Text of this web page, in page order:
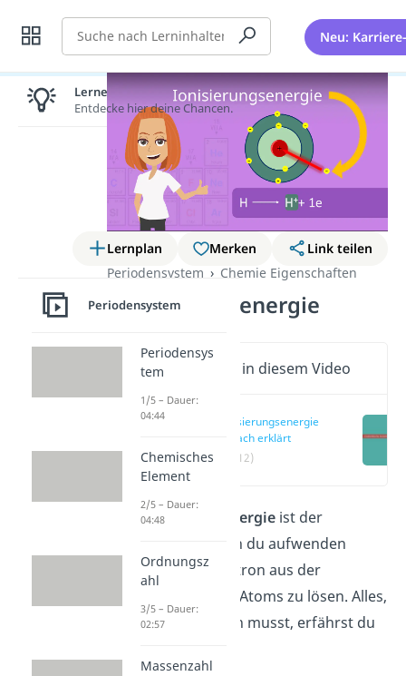
Suche Neu:
Lernplan Merken
Link teilen
Periodensystem
Chemie Eigenschaften
Ionisierungsenergie
Wichtige Inhalte in diesem Video
Ionisierungsenergie
einfach erklärt
(00:12)
Ionisierungsenergieist der
Energiebeitrag, den du aufwenden
musst, um ein Elektron aus der
Valenzschale eines Atoms zu lösen. Alles,
was du dazu wissen musst, erfährst du
Lernen lohnt sich!
Entdecke hier deine Chancen.
Periodensystem
Periodensys
tem
1/5 – Dauer:
04:44
Chemisches
Element
2/5 – Dauer:
04:48
Ordnungsz
ahl
3/5 – Dauer:
02:57
Massenzahl